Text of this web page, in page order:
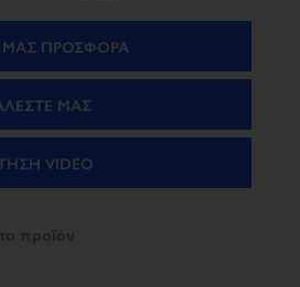
ΜΑΣ ΠΡΟΣΦΟΡΑ
ΜΑΣ
VIDEO
προϊόν